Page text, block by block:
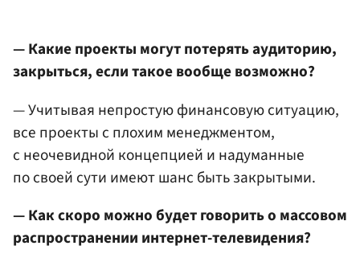
— Какие проекты могут потерять аудиторию,
закрыться, если такое вообще возможно?
— Учитывая непростую финансовую ситуацию,
все проекты с плохим менеджментом,
с неочевидной концепцией и надуманные
по своей сути имеют шанс быть закрытыми.
— Как скоро можно будет говорить о массовом
распространении интернет-телевидения?